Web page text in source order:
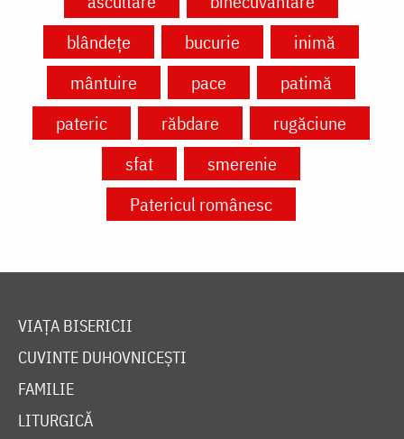
blândețe
bucurie
inimă
mântuire
pace
patimă
pateric
răbdare
rugăciune
sfat
smerenie
Patericul românesc
VIAȚA BISERICII
CUVINTE DUHOVNICEȘTI
FAMILIE
LITURGICĂ